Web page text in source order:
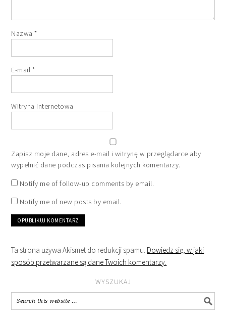
Nazwa*
E-mail *
Witryna internetowa
Zapisz moje dane, adres e-mail i witrynę w przeglądarce aby
wypełnić dane podczas pisania kolejnych komentarzy.
Notify me of follow-up comments by email.
Notify me of new posts by email.
Ta strona używa Akismet do redukcji spamu. Dowiedz się, w jaki
sposób przetwarzane są dane Twoich komentarzy.
WYSZUKAJ